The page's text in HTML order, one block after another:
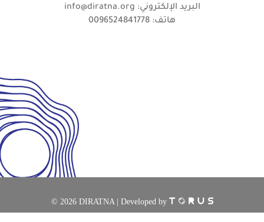
البريد الإلكتروني: info@diratna.org
هاتف: 0096524841778
© 2026 DIRATNA | Developed by